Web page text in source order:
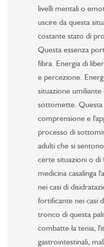
livelli mentali o
uscire da questa
costante stato di
Questa essenza
fibra. Energia di
e percezione.
situazione umiliante
sottomette. Questa
comprensione e
processo di
adulti che si
certe situazioni o di
medicina casalinga
nei casi di
fortificante nei casi
tronco di questa
combatte la tenia,
gastrointestinali,